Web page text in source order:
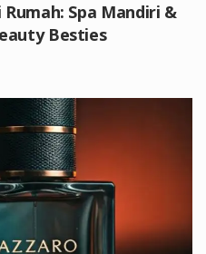
Spa Mandiri &
Besties